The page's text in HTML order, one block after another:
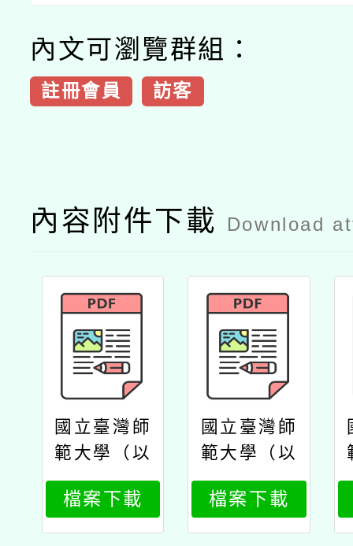
內文可瀏覽群組：
註冊會員 訪客
內容附件下載 Download
國立臺灣師
範大學（以
下簡稱臺師
大）辦理華
人資訊語文
檔案下載
國立臺灣師
範大學（以
下簡稱臺師
大）辦理華
人資訊語文
檔案下載